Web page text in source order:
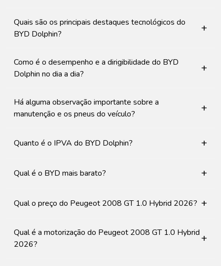
Quais são os principais destaques tecnológicos do
BYD Dolphin?
+
Como é o desempenho e a dirigibilidade do BYD
Dolphin no dia a dia?
+
Há alguma observação importante sobre a
manutenção e os pneus do veículo?
+
Quanto é o IPVA do BYD Dolphin? +
Qual é o BYD mais barato? +
Qual o preço do Peugeot 2008 GT 1.0 Hybrid 2026? +
Qual é a motorização do Peugeot 2008 GT 1.0 Hybrid
2026?
+